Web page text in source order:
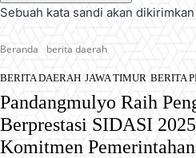
Sebuah kata sandi akan
Beranda berita daerah
BERITA DAERAH JAWA TIMUR BERITA
Pandangmulyo Raih
Berprestasi SIDASI
Komitmen